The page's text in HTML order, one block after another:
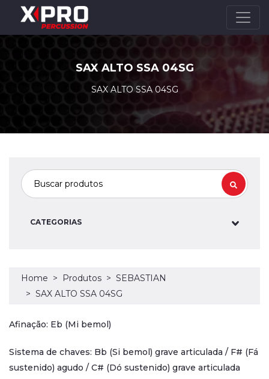
SAX ALTO SSA 04SG
SAX ALTO SSA 04SG
CATEGORIAS
Home Produtos
SEBASTIAN
SAX ALTO SSA 04SG
Afinação: Eb (Mi bemol)
Sistema de chaves: Bb (Si bemol) grave articulada / F# (Fá
sustenido) agudo / C# (Dó sustenido) grave articulada